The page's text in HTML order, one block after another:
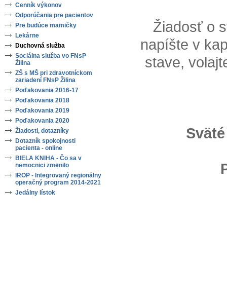
Cenník výkonov
Odporúčania pre pacientov
Pre budúce mamičky
Lekárne
Duchovná služba
Sociálna služba vo FNsP
Žilina
ZŠ s MŠ pri zdravotníckom
zariadení FNsP Žilina
Poďakovania 2016-17
Poďakovania 2018
Poďakovania 2019
Poďakovania 2020
Žiadosti, dotazníky
Dotazník spokojnosti
pacienta - online
BIELA KNIHA - Čo sa v
nemocnici zmenilo
IROP - Integrovaný regionálny
operačný program 2014-2021
Jedálny lístok
Žiadosť o
napíšte v
stave,